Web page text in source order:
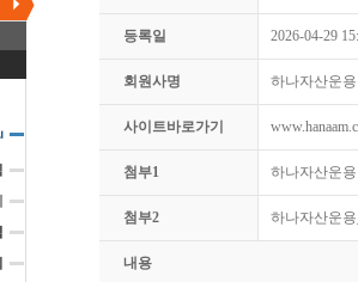
등록일 2026-04-29
회원사명 하나자산운용
사이트바로가기
첨부1 하나자산운
첨부2 하나자산운
내용